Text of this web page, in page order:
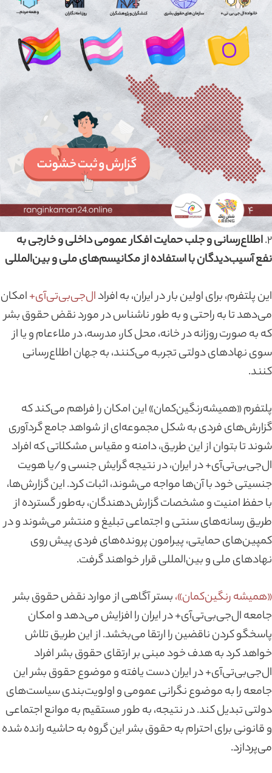
۲. اطلاع‌رسانی و جلب حمایت افکار عمومی داخلی و خارجی به
نفع آسیب‌دیدگان با استفاده از مکانیسم‌های ملی و بین‌المللی
این پلتفرم، برای اولین بار در ایران، به افرادال‌جی‌بی‌تی‌آی+امکان
می‌دهد تا به راحتی و به طور ناشناس در مورد نقض حقوق بشر
که به صورت روزانه در خانه، محل کار، مدرسه، در ملاءعام و یا از
سوی نهادهای دولتی تجربه می‌کنند، به جهان اطلاع‌رسانی
کنند.
پلتفرم «همیشه‌رنگین‌کمان» این امکان را فراهم می‌کند که
گزارش‌های فردی به شکل مجموعه‌ای از شواهد جامع گردآوری
شوند تا بتوان از این طریق، دامنه و مقیاس مشکلاتی که افراد
ال‌جی‌بی‌تی‌آی+ در ایران، در نتیجه گرایش جنسی و/یا هویت
جنسیتی خود با آن‌ها مواجه می‌شوند، اثبات کرد. این گزارش‌ها،
با حفظ امنیت و مشخصات گزارش‌دهندگان، به‌طور گسترده از
طریق رسانه‌های سنتی و اجتماعی تبلیغ و منتشر می‌شوند و در
کمپین‌های حمایتی، پیرامون پرونده‌های فردی پیش‌ روی
نهادهای ملی و بین‌المللی قرار خواهند گرفت.
«همیشه رنگین‌کمان»،بستر آگاهی از موارد نقض حقوق بشر
جامعه ال‌جی‌بی‌تی‌آی+ در ایران را افزایش می‌دهد و امکان
پاسخگو کردن ناقضین را ارتقا می‌بخشد. از این طریق تلاش
خواهد کرد به هدف خود مبنی بر ارتقای حقوق بشر افراد
ال‌جی‌بی‌تی‌آی+ در ایران دست یافته و موضوع حقوق بشر این
جامعه را به موضوع نگرانی عمومی و اولویت‌بندی سیاست‌های
دولتی تبدیل کند. در نتیجه، به طور مستقیم به موانع اجتماعی
و قانونی برای احترام به حقوق بشر این گروه به حاشیه رانده شده
می‌پردازد.